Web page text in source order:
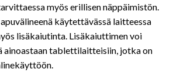
myös erillisen näppäimistön.
käytettävässä laitteessa
lisäkaiutinta. Lisäkaiuttimen voi
ainoastaan tablettilaitteisiin, jotka on